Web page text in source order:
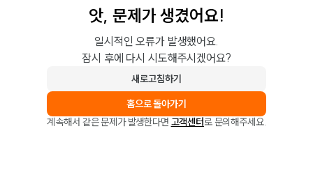
앗, 문제가 생겼어요!
일시적인 오류가 발생했어요.
잠시 후에 다시 시도해주시겠어요?
새로고침하기
홈으로 돌아가기
계속해서 같은 문제가 발생한다면 고객센터로 문의해주세요.